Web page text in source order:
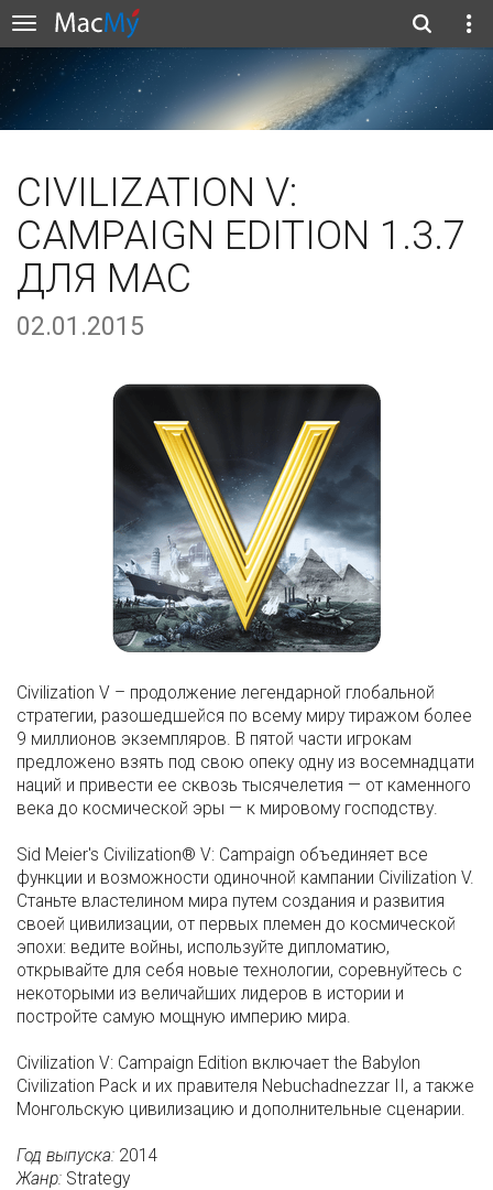
CIVILIZATION V:
CAMPAIGN EDITION 1.3.7
ДЛЯ MAC
02.01.2015
Civilization V – продолжение легендарной глобальной
стратегии, разошедшейся по всему миру тиражом более
9 миллионов экземпляров. В пятой части игрокам
предложено взять под свою опеку одну из восемнадцати
наций и привести ее сквозь тысячелетия — от каменного
века до космической эры — к мировому господству.
Sid Meier's Civilization® V: Campaign объединяет все
функции и возможности одиночной кампании Civilization V.
Станьте властелином мира путем создания и развития
своей цивилизации, от первых племен до космической
эпохи: ведите войны, используйте дипломатию,
открывайте для себя новые технологии, соревнуйтесь с
некоторыми из величайших лидеров в истории и
постройте самую мощную империю мира.
Civilization V: Campaign Edition включает the Babylon
Civilization Pack и их правителя Nebuchadnezzar II, а также
Монгольскую цивилизацию и дополнительные сценарии.
Год выпуска: 2014
Жанр: Strategy